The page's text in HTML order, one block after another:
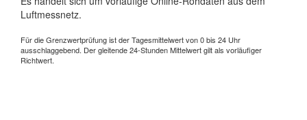
Luftmessnetz.
Für die Grenzwertprüfung ist der Tagesmittelwert von 0 bis 24 Uhr
ausschlaggebend. Der gleitende 24-Stunden Mittelwert gilt als vorläufiger
Richtwert.